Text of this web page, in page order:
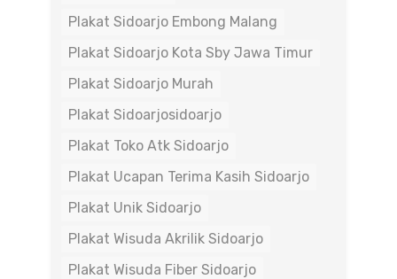
Plakat Sidoarjo Embong Malang
Plakat Sidoarjo Kota Sby Jawa Timur
Plakat Sidoarjo Murah
Plakat Sidoarjosidoarjo
Plakat Toko Atk Sidoarjo
Plakat Ucapan Terima Kasih Sidoarjo
Plakat Unik Sidoarjo
Plakat Wisuda Akrilik Sidoarjo
Plakat Wisuda Fiber Sidoarjo